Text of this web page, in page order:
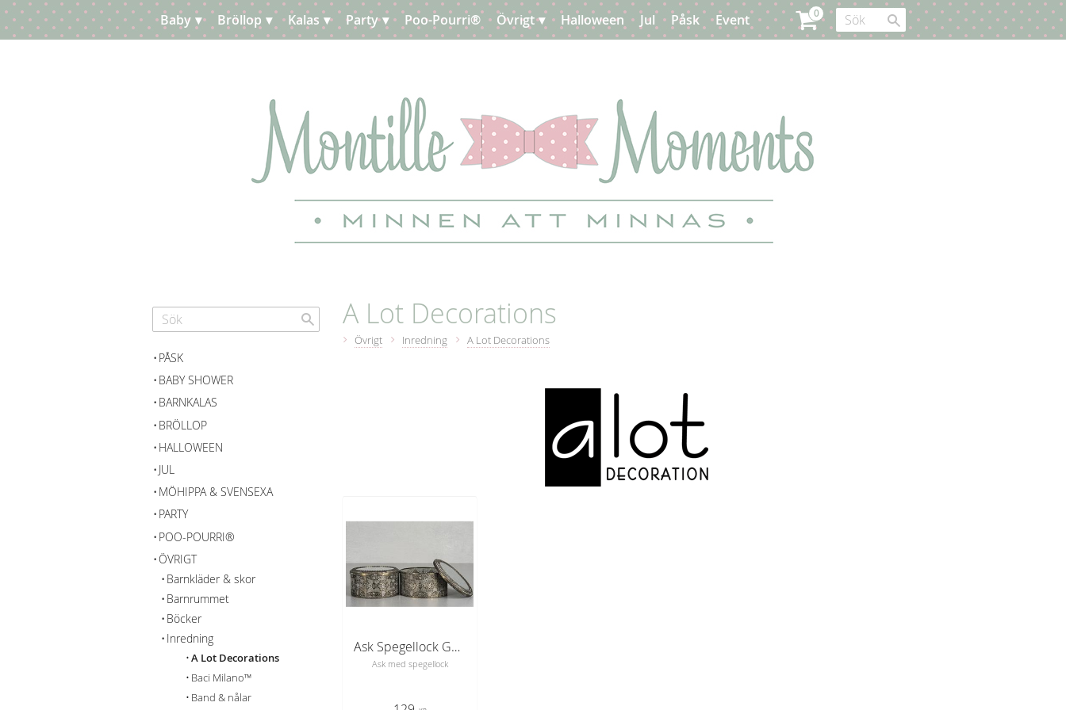
Baby Bröllop Kalas Party Poo-Pourri® Övrigt Halloween Jul Påsk Event
A Lot Decorations
Övrigt Inredning A Lot Decorations
Ask Spegellock Guldbrun
Ask med spegellock
PÅSK
BABY SHOWER
BARNKALAS
BRÖLLOP
HALLOWEEN
JUL
MÖHIPPA & SVENSEXA
PARTY
POO-POURRI®
ÖVRIGT
Barnkläder & skor
Barnrummet
Böcker
Inredning
A Lot Decorations
Baci Milano™
Band & nålar